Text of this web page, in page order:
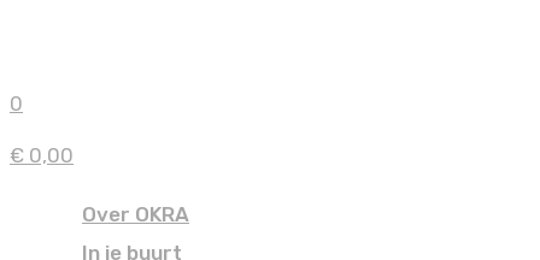
0
€ 0,00
Over OKRA
In je buurt